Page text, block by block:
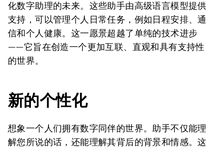
化数字助理的未来。这些助手由高级语言模型提供
支持，可以管理个人日常任务，例如日程安排、通
信和个人健康。这一愿景超越了单纯的技术进步
——它旨在创造一个更加互联、直观和具有支持性
的世界。
新的个性化
想象一个人们拥有数字同伴的世界。助手不仅能理
解您所说的话，还能理解其背后的背景和情感。这